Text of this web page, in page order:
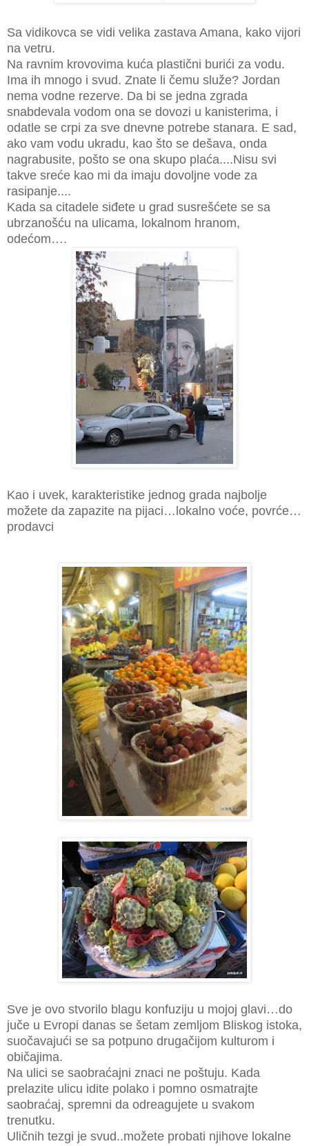
Sa vidikovca se vidi velika zastava Amana, kako vijori
na vetru.
Na ravnim krovovima kuća plastični burići za vodu.
Ima ih mnogo i svud. Znate li čemu služe? Jordan
nema vodne rezerve. Da bi se jedna zgrada
snabdevala vodom ona se dovozi u kanisterima, i
odatle se crpi za sve dnevne potrebe stanara. E sad,
ako vam vodu ukradu, kao što se dešava, onda
nagrabusite, pošto se ona skupo plaća....Nisu svi
takve sreće kao mi da imaju dovoljne vode za
rasipanje....
Kada sa citadele siđete u grad susrešćete se sa
ubrzanošću na ulicama, lokalnom hranom,
odećom….
Kao i uvek, karakteristike jednog grada najbolje
možete da zapazite na pijaci…lokalno voće, povrće…
prodavci
Sve je ovo stvorilo blagu konfuziju u mojoj glavi…do
juče u Evropi danas se šetam zemljom Bliskog istoka,
suočavajući se sa potpuno drugačijom kulturom i
običajima.
Na ulici se saobraćajni znaci ne poštuju. Kada
prelazite ulicu idite polako i pomno osmatrajte
saobraćaj, spremni da odreagujete u svakom
trenutku.
Uličnih tezgi je svud..možete probati njihove lokalne